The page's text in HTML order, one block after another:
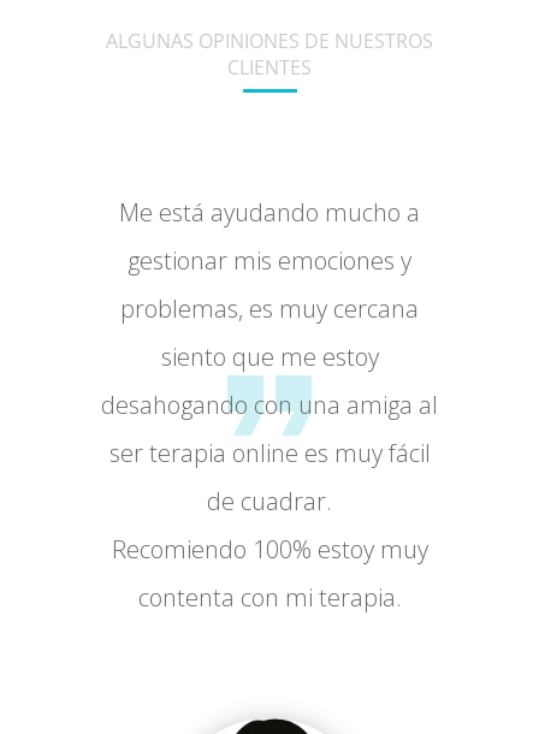
ALGUNAS OPINIONES DE NUESTROS
CLIENTES
Me está ayudando mucho a
gestionar mis emociones y
problemas, es muy cercana
siento que me estoy
desahogando con una amiga al
ser terapia online es muy fácil
de cuadrar.
Recomiendo 100% estoy muy
contenta con mi terapia.